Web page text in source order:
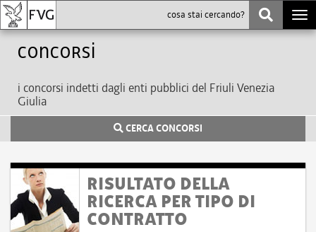
Concorsi
i concorsi indetti dagli enti pubblici del Friuli Venezia
Giulia
CERCA CONCORSI
RISULTATO DELLA
RICERCA PER TIPO DI
CONTRATTO